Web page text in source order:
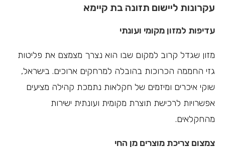
עקרונות ליישום תזונה בת קיימא
עדיפות למזון מקומי ועונתי
מזון שגדל קרוב למקום שבו הוא נצרך מצמצם את פליטות
גזי החממה הכרוכות בהובלה למרחקים ארוכים. בישראל,
שוקי איכרים ומיזמים של חקלאות נתמכת קהילה מציעים
אפשרויות לרכישת תוצרת מקומית ועונתית ישירות
מהחקלאים.
צמצום צריכת מוצרים מן החי